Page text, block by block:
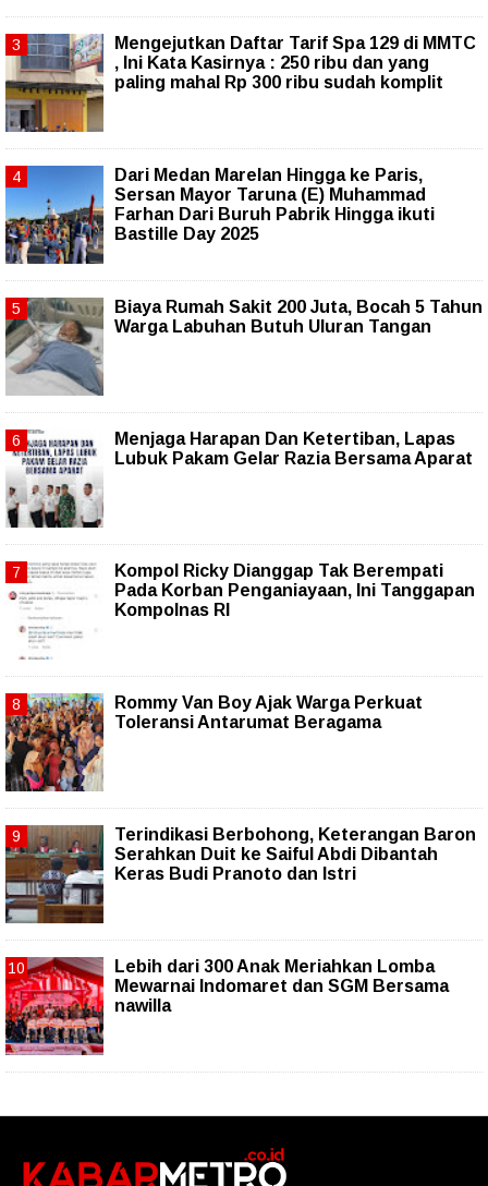
Mengejutkan Daftar Tarif Spa 129 di MMTC
, Ini Kata Kasirnya : 250 ribu dan yang
paling mahal Rp 300 ribu sudah komplit
‎Dari Medan Marelan Hingga ke Paris,
Sersan Mayor Taruna (E) Muhammad
Farhan Dari Buruh Pabrik Hingga ikuti
Bastille Day 2025
Biaya Rumah Sakit 200 Juta, Bocah 5 Tahun
Warga Labuhan Butuh Uluran Tangan
Menjaga Harapan Dan Ketertiban, Lapas
Lubuk Pakam Gelar Razia Bersama Aparat
Kompol Ricky Dianggap Tak Berempati
Pada Korban Penganiayaan, Ini Tanggapan
Kompolnas RI
Rommy Van Boy Ajak Warga Perkuat
Toleransi Antarumat Beragama
Terindikasi Berbohong, Keterangan Baron
Serahkan Duit ke Saiful Abdi Dibantah
Keras Budi Pranoto dan Istri
Lebih dari 300 Anak Meriahkan Lomba
Mewarnai Indomaret dan SGM Bersama
nawilla